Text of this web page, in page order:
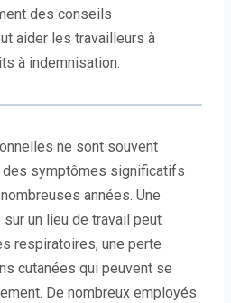
des conseils
aider les travailleurs à
à indemnisation.
ne sont souvent
symptômes significatifs
années. Une
un lieu de travail peut
respiratoires, une perte
cutanées qui peuvent se
De nombreux employés